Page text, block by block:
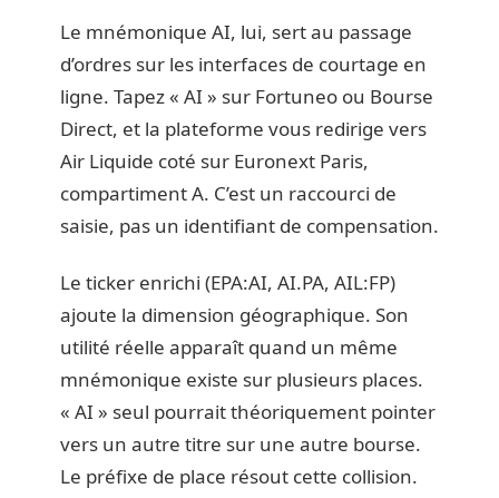
Le mnémonique AI, lui, sert au passage
d’ordres sur les interfaces de courtage en
ligne. Tapez « AI » sur Fortuneo ou Bourse
Direct, et la plateforme vous redirige vers
Air Liquide coté sur Euronext Paris,
compartiment A. C’est un raccourci de
saisie, pas un identifiant de compensation.
Le ticker enrichi (EPA:AI, AI.PA, AIL:FP)
ajoute la dimension géographique. Son
utilité réelle apparaît quand un même
mnémonique existe sur plusieurs places.
« AI » seul pourrait théoriquement pointer
vers un autre titre sur une autre bourse.
Le préfixe de place résout cette collision.